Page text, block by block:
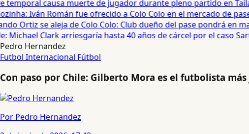
causa muerte de jugador durante pleno partido en
Iván Román fue ofrecido a Colo Colo en el mercado de pases
Ortiz se aleja de Colo Colo: Club dueño del pase pondrá en
Clark arriesgaría hasta 40 años de cárcel por el caso
Pedro Hernandez
Futbol Internacional Fútbol
Con paso por Chile: Gilberto Mora es el futbolista
Por Pedro Hernandez